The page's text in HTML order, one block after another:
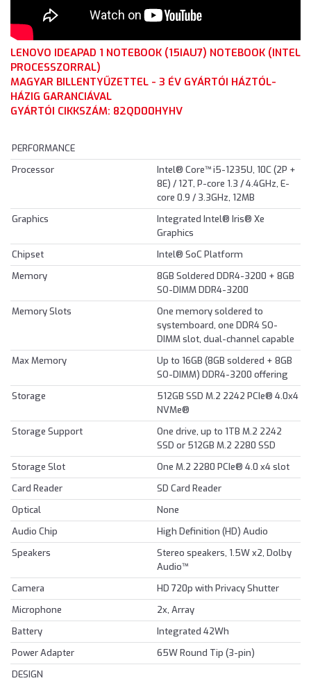
LENOVO IDEAPAD 1 NOTEBOOK (15IAU7) NOTEBOOK (INTEL
PROCESSZORRAL)
MAGYAR BILLENTYŰZETTEL - 3 ÉV GYÁRTÓI HÁZTÓL-
HÁZIG GARANCIÁVAL
GYÁRTÓI CIKKSZÁM: 82QD00HYHV
PERFORMANCE
Processor
Intel® Core™ i5-1235U, 10C (2P +
8E) / 12T, P-core 1.3 / 4.4GHz, E-
core 0.9 / 3.3GHz, 12MB
Graphics
Integrated Intel® Iris® Xe
Graphics
Chipset
Intel® SoC Platform
Memory
8GB Soldered DDR4-3200 + 8GB
SO-DIMM DDR4-3200
Memory Slots
One memory soldered to
systemboard, one DDR4 SO-
DIMM slot, dual-channel capable
Max Memory
Up to 16GB (8GB soldered + 8GB
SO-DIMM) DDR4-3200 offering
Storage
512GB SSD M.2 2242 PCIe® 4.0x4
NVMe®
Storage Support
One drive, up to 1TB M.2 2242
SSD or 512GB M.2 2280 SSD
Storage Slot
One M.2 2280 PCIe® 4.0 x4 slot
Card Reader
SD Card Reader
Optical
None
Audio Chip
High Definition (HD) Audio
Speakers
Stereo speakers, 1.5W x2, Dolby
Audio™
Camera
HD 720p with Privacy Shutter
Microphone
2x, Array
Battery
Integrated 42Wh
Power Adapter
65W Round Tip (3-pin)
DESIGN